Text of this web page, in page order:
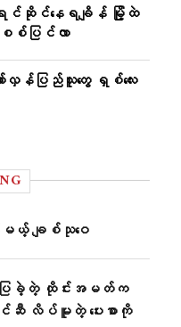
င်ဆိုင်နေရချိန် မြို့ထဲ
ပြင်လာ
န်ပြည်သူတွေ ရှစ်လေး
မယ့် ချစ်သုဝေ
ြခဲ့တဲ့ ထိုင်းအမတ်က
င်ဆီ လိပ်မူတဲ့ ပေးစာကို